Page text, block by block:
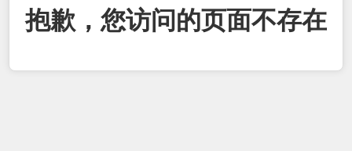
抱歉，您访问的页面不存在